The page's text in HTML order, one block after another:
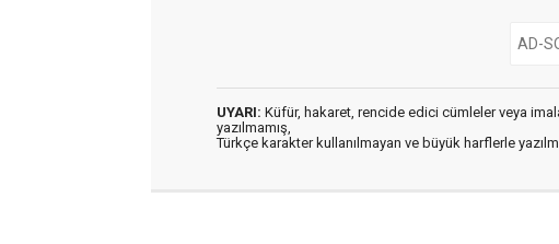
UYARI: Küfür, hakaret, rencide edici cümleler veya
yazılmamış,
Türkçe karakter kullanılmayan ve büyük harflerle